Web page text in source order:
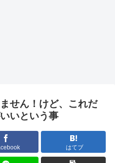
せん！けど、これだ
いという事
はてブ